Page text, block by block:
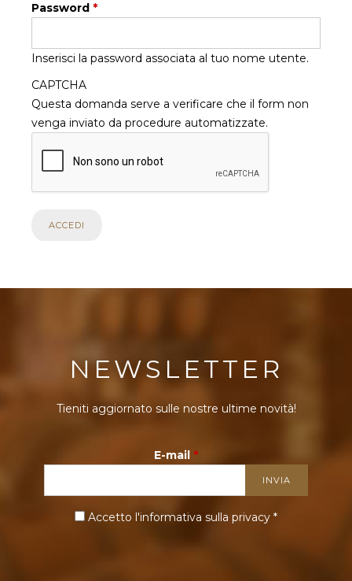
Password *
Inserisci la password associata al tuo nome utente.
CAPTCHA
Questa domanda serve a verificare che il form non
venga inviato da procedure automatizzate.
NEWSLETTER
Tieniti aggiornato sulle nostre ultime novità!
E-mail *
Accetto l'informativa sulla privacy *